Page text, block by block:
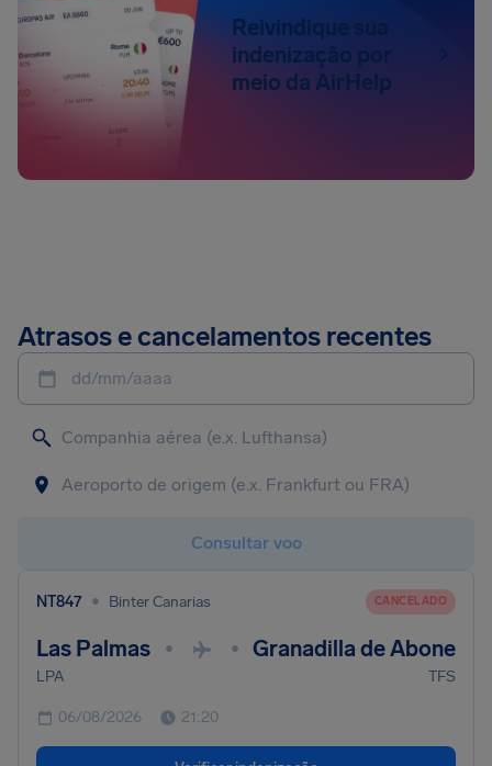
Reivindique sua
indenização por
meio da AirHelp
Atrasos e cancelamentos recentes
dd/mm/aaaa
Consultar voo
NT847 • Binter Canarias CANCELADO
Las Palmas • • Granadilla de Abone
LPA TFS
06/08/2026 21:20